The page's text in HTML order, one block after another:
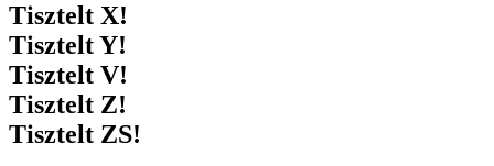
Tisztelt X!
Tisztelt Y!
Tisztelt V!
Tisztelt Z!
Tisztelt ZS!